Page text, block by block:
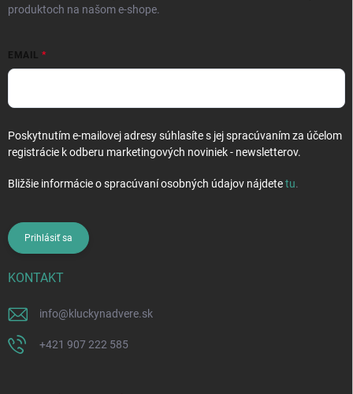
produktoch na našom e-shope.
EMAIL
Poskytnutím e-mailovej adresy súhlasíte s jej spracúvaním za účelom
registrácie k odberu marketingových noviniek - newsletterov.
Bližšie informácie o spracúvaní osobných údajov nájdetetu.
Prihlásiť sa
KONTAKT
info@kluckynadvere.sk
+421 907 222 585